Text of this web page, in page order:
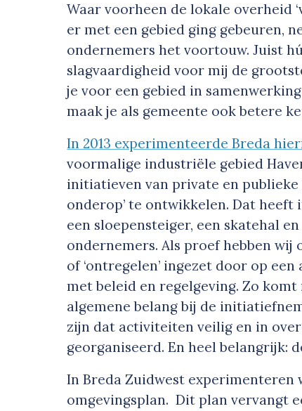
Waar voorheen de lokale overheid
er met een gebied ging gebeuren,
ondernemers het voortouw. Juist
slagvaardigheid voor mij de
je voor een gebied in
maak je als gemeente ook betere
In 2013 experimenteerde Breda
voormalige industriële gebied
initiatieven van private en
onderop’ te ontwikkelen. Dat
een sloepensteiger, een skatehal
ondernemers. Als proef hebben wij
of ‘ontregelen’ ingezet door op
met beleid en regelgeving. Zo
algemene belang bij de
zijn dat activiteiten veilig en in
georganiseerd. En heel belangrijk:
In Breda Zuidwest experimenteren
omgevingsplan. Dit plan vervangt